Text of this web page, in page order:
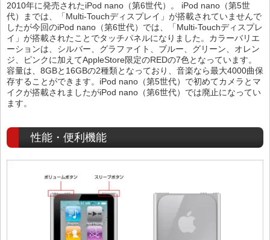
2010年に発売されたiPod nano（第6世代）。 iPod nano（第5世
代）までは、「Multi-Touchディスプレイ」が搭載されていませんで
したが今回のiPod nano（第6世代）では、「Multi-Touchディスプレ
イ」が搭載されたことでタッチパネルになりました。カラーバリエ
ーションは、シルバー、グラファイト、ブルー、グリーン、オレン
ジ、ピンクに加えてAppleStore限定のREDの7色となっています。
容量は、8GBと16GBの2種類となっており、音楽なら最大4000曲保
存することができます。iPod nano（第5世代）で初めてカメラとマ
イクが搭載されましたがiPod nano（第6世代）では廃止になってい
ます。
性能・便利機能